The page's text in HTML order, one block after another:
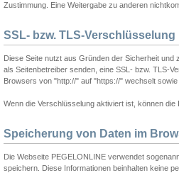
Zustimmung. Eine Weitergabe zu anderen
SSL- bzw. TLS-Verschlüsselung
Diese Seite nutzt aus Gründen der Sicherheit
als Seitenbetreiber senden, eine SSL- bzw. TLS-
Browsers von "http://" auf "https://" wechselt
Wenn die Verschlüsselung aktiviert ist, können
Speicherung von Daten im
Die Webseite PEGELONLINE verwendet
speichern. Diese Informationen beinhalten keine